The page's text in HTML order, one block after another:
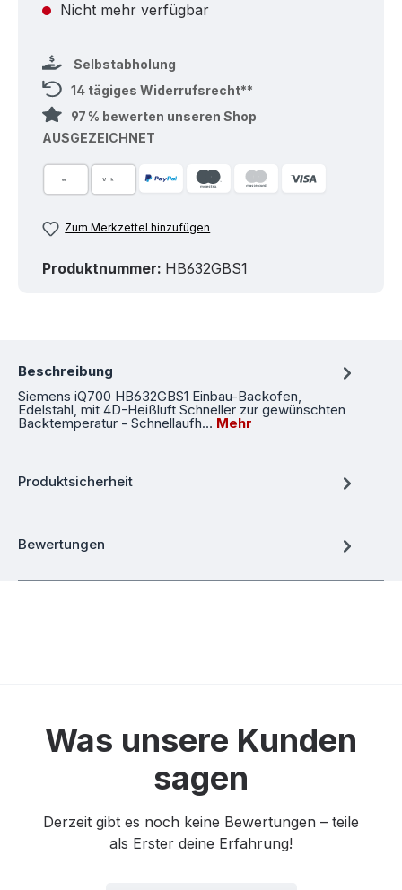
Nicht mehr verfügbar
Selbstabholung
14 tägiges Widerrufsrecht**
97 % bewerten unseren Shop
AUSGEZEICHNET
Zum Merkzettel hinzufügen
Produktnummer: HB632GBS1
Beschreibung
Siemens iQ700 HB632GBS1 Einbau-Backofen,
Edelstahl, mit 4D-Heißluft Schneller zur gewünschten
Backtemperatur - Schnellaufh… Mehr
Produktsicherheit
Bewertungen
Was unsere Kunden
sagen
Derzeit gibt es noch keine Bewertungen – teile
als Erster deine Erfahrung!